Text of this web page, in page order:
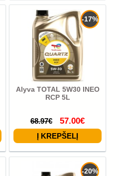
-17%
Alyva TOTAL 5W30 INEO
RCP 5L
68.97€ 57.00€
-20%